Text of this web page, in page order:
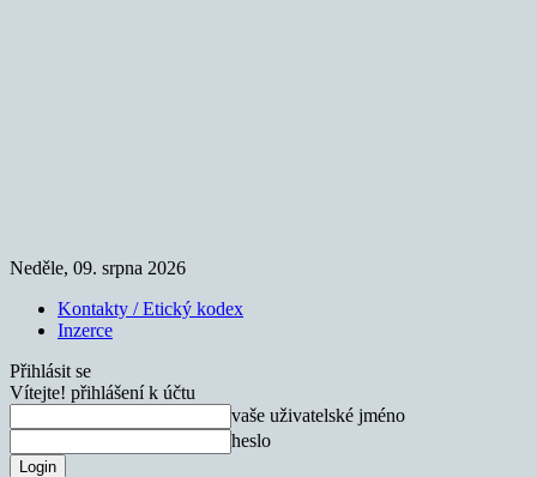
Neděle, 09. srpna 2026
Kontakty / Etický kodex
Inzerce
Přihlásit se
Vítejte! přihlášení k účtu
vaše uživatelské jméno
heslo